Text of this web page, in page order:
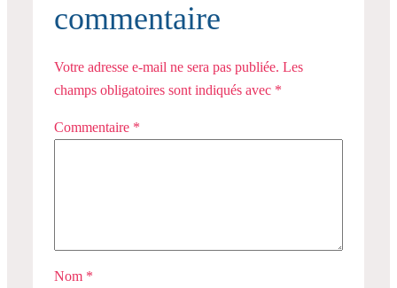
commentaire
Votre adresse e-mail ne sera pas publiée. Les
champs obligatoires sont indiqués avec *
Commentaire *
Nom *